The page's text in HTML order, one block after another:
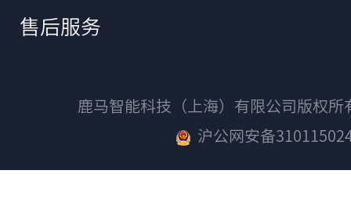
售后服务
鹿马智能科技（上海）有限公司版权
沪公网安备